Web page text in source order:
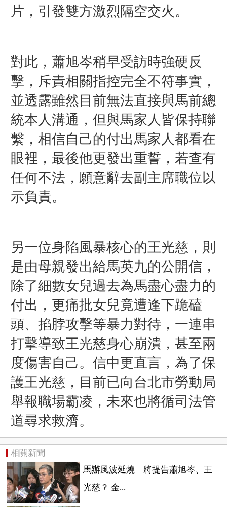
片，引發雙方激烈隔空交火。
對此，蕭旭岑稍早受訪時強硬反
擊，斥責相關指控完全不符事實，
並透露雖然目前無法直接與馬前總
統本人溝通，但與馬家人皆保持聯
繫，相信自己的付出馬家人都看在
眼裡，最後他更發出重誓，若查有
任何不法，願意辭去副主席職位以
示負責。
另一位身陷風暴核心的王光慈，則
是由母親發出給馬英九的公開信，
除了細數女兒過去為馬盡心盡力的
付出，更痛批女兒竟遭逢下跪磕
頭、掐脖攻擊等暴力對待，一連串
打擊導致王光慈身心崩潰，甚至兩
度傷害自己。信中更直言，為了保
護王光慈，目前已向台北市勞動局
舉報職場霸凌，未來也將循司法管
道尋求救濟。
相關新聞
馬辦風波延燒 將提告蕭旭岑、王
光慈？ 金...